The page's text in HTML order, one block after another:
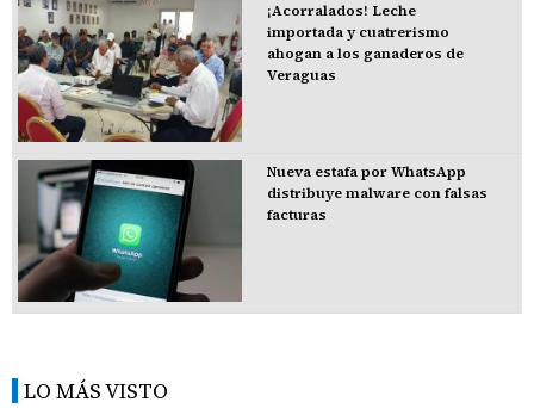
¡Acorralados! Leche
importada y cuatrerismo
ahogan a los ganaderos de
Veraguas
Nueva estafa por WhatsApp
distribuye malware con falsas
facturas
LO MÁS VISTO